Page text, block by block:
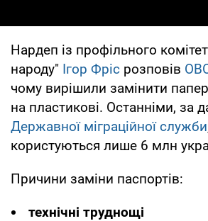
Нардеп із профільного
народу" Ігор Фріс розповів
чому вирішили замінити
на пластикові. Останніми, за
Державної міграційної служби
користуються лише 6 млн
Причини заміни паспортів:
технічні труднощі